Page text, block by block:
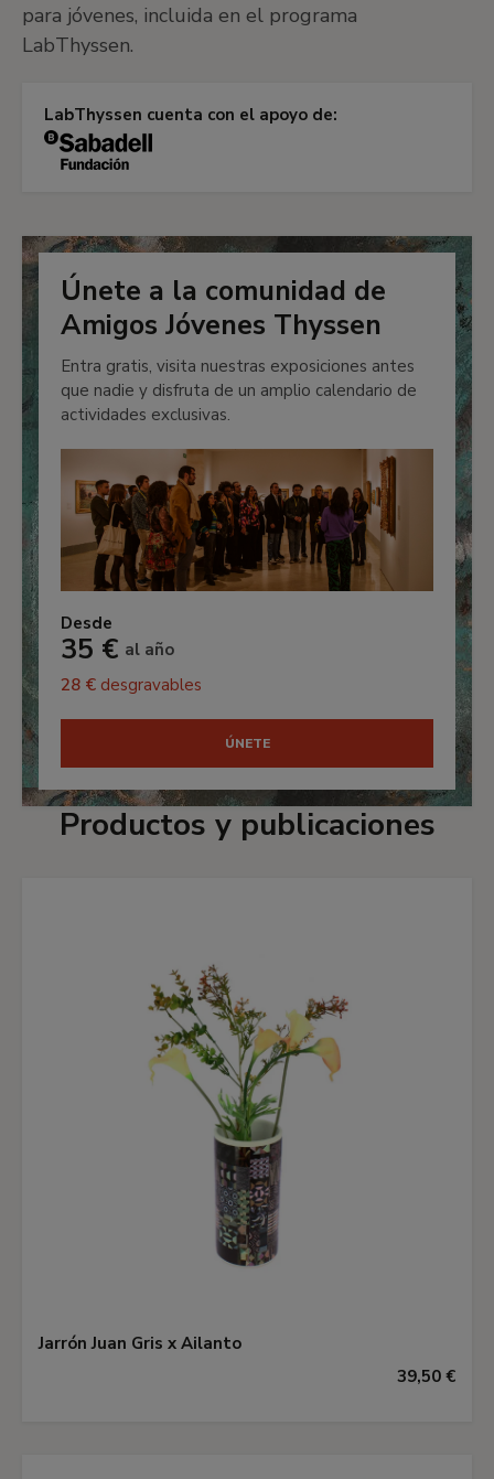
para jóvenes, incluida en el programa
LabThyssen.
LabThyssen cuenta con el apoyo de:
Únete a la comunidad de
Amigos Jóvenes Thyssen
Entra gratis, visita nuestras exposiciones antes
que nadie y disfruta de un amplio calendario de
actividades exclusivas.
Desde
35 € al año
28 € desgravables
ÚNETE
Productos y publicaciones
Jarrón Juan Gris x Ailanto
39,50 €